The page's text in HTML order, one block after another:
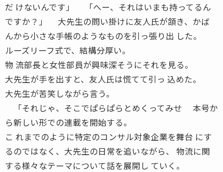
だ けないんです」 「へー、それはいまも持ってるん
ですか？」 大先生の問い掛けに友人氏が頷き、かば
んから小さな手帳のようなものを引っ張り出 した。
ルーズリーフ式で、結構分厚い。
物 流部長と女性部員が興味深そうにそれを見る。
大先生が手を出すと、友人氏は慌てて引っ 込めた。
大先生が苦笑しながら言う。
「それじゃ、そこでぱらぱらとめくってみせ 本号か
ら新しい形での連載を開始する。
こ れまでのように特定のコンサル対象企業を舞台 にす
るのではなく、大先生の日常を追いながら、 物流に関
する様々なテーマについて話を展開し ていく。